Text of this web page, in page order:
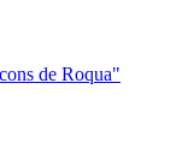
de Roqua"